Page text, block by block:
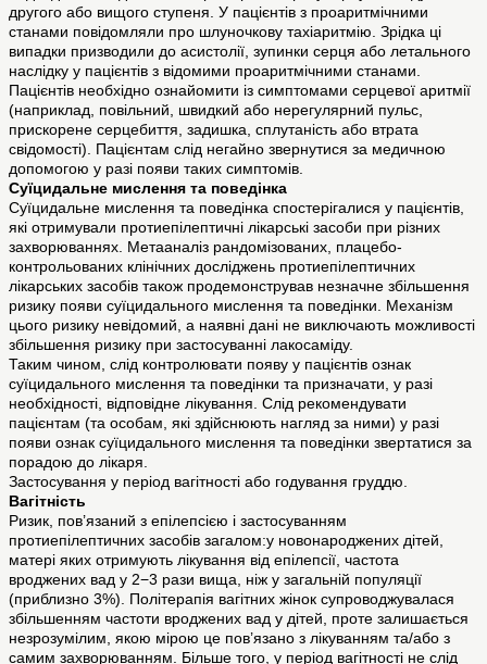
другого або вищого ступеня. У пацієнтів з проаритмічними
станами повідомляли про шлуночкову тахіаритмію. Зрідка ці
випадки призводили до асистолії, зупинки серця або летального
наслідку у пацієнтів з відомими проаритмічними станами.
Пацієнтів необхідно ознайомити із симптомами серцевої аритмії
(наприклад, повільний, швидкий або нерегулярний пульс,
прискорене серцебиття, задишка, сплутаність або втрата
свідомості). Пацієнтам слід негайно звернутися за медичною
допомогою у разі появи таких симптомів.
Суїцидальне мислення та поведінка
Суїцидальне мислення та поведінка спостерігалися у пацієнтів,
які отримували протиепілептичні лікарські засоби при різних
захворюваннях. Метааналіз рандомізованих, плацебо-
контрольованих клінічних досліджень протиепілептичних
лікарських засобів також продемонстрував незначне збільшення
ризику появи суїцидального мислення та поведінки. Механізм
цього ризику невідомий, а наявні дані не виключають можливості
збільшення ризику при застосуванні лакосаміду.
Таким чином, слід контролювати появу у пацієнтів ознак
суїцидального мислення та поведінки та призначати, у разі
необхідності, відповідне лікування. Слід рекомендувати
пацієнтам (та особам, які здійснюють нагляд за ними) у разі
появи ознак суїцидального мислення та поведінки звертатися за
порадою до лікаря.
Застосування у період вагітності або годування груддю.
Вагітність
Ризик, пов’язаний з епілепсією і застосуванням
протиепілептичних засобів загалом:у новонароджених дітей,
матері яких отримують лікування від епілепсії, частота
вроджених вад у 2−3 рази вища, ніж у загальній популяції
(приблизно 3%). Політерапія вагітних жінок супроводжувалася
збільшенням частоти вроджених вад у дітей, проте залишається
незрозумілим, якою мірою це пов’язано з лікуванням та/або з
самим захворюванням. Більше того, у період вагітності не слід